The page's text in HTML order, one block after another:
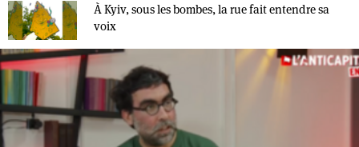
À Kyiv, sous les bombes, la rue fait entendre sa
voix